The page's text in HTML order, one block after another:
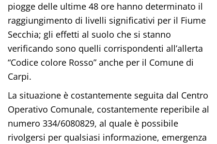
piogge delle ultime 48 ore hanno determinato il
raggiungimento di livelli significativi per il Fiume
Secchia; gli effetti al suolo che si stanno
verificando sono quelli corrispondenti all’allerta
“Codice colore Rosso” anche per il Comune di
Carpi.
La situazione è costantemente seguita dal Centro
Operativo Comunale, costantemente reperibile al
numero 334/6080829, al quale è possibile
rivolgersi per qualsiasi informazione, emergenza